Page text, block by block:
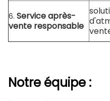
6. Service après-
vente responsable
Notre équipe :